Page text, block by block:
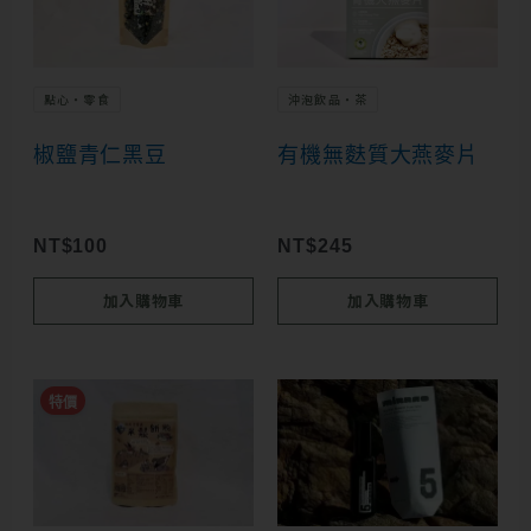
點心・零食
椒鹽青仁黑豆
NT$100
加入購物車
沖泡飲品・茶
有機無麩質大燕麥片
NT$245
加入購物車
特價
此